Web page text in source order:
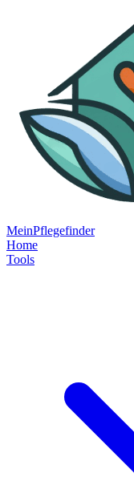
MeinPflegefinder
Home
Tools